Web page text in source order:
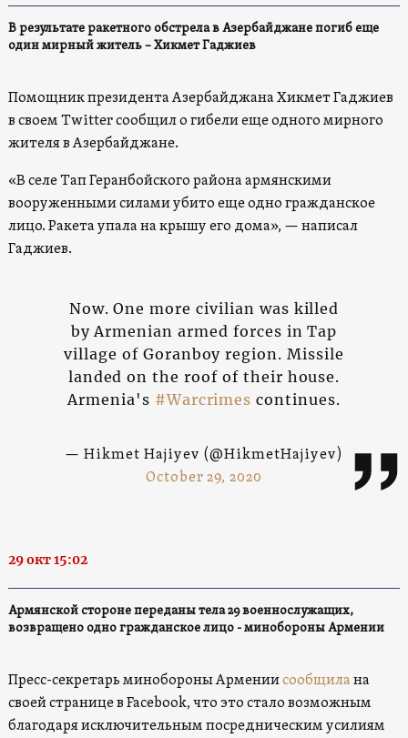
В результате ракетного обстрела в Азербайджане погиб еще
один мирный житель – Хикмет Гаджиев
Помощник президента Азербайджана Хикмет Гаджиев
в своем Twitter сообщил о гибели еще одного мирного
жителя в Азербайджане.
«В селе Тап Геранбойского района армянскими
вооруженными силами убито еще одно гражданское
лицо. Ракета упала на крышу его дома», — написал
Гаджиев.
Now. One more civilian was killed
by Armenian armed forces in Tap
village of Goranboy region. Missile
landed on the roof of their house.
Armenia's #Warcrimes continues.
— Hikmet Hajiyev (@HikmetHajiyev)
October 29, 2020
29 окт 15:02
Армянской стороне переданы тела 29 военнослужащих,
возвращено одно гражданское лицо - минобороны Армении
Пресс-секретарь минобороны Армениисообщила на
своей странице в Facebook, что это стало возможным
благодаря исключительным посредническим усилиям